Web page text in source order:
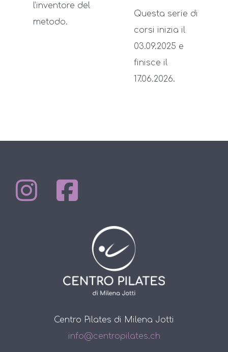
l’inventore del
metodo.
Questa serie di
corsi inizia il
03.09.2025 e
finisce il
17.06.2026.
Centro Pilates di Milena Jotti
info@centropilates.ch